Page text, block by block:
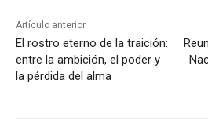
Artículo anterior
El rostro eterno de la traición:
entre la ambición, el poder y
la pérdida del alma